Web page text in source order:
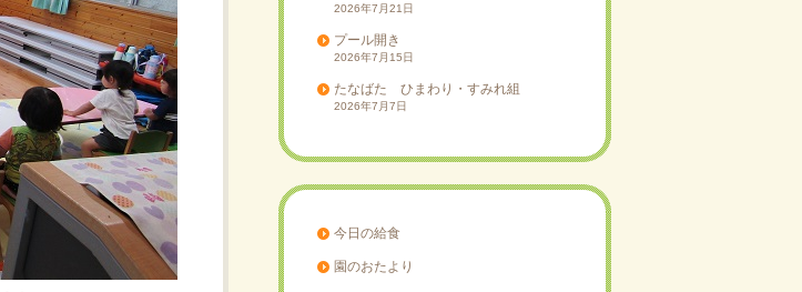
2026年7月21日
プール開き
2026年7月15日
たなばた ひまわり・すみれ組
2026年7月7日
今日の給食
園のおたより